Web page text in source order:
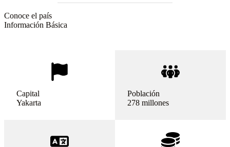
Conoce el país
Información Básica
Capital
Yakarta
Población
278 millones